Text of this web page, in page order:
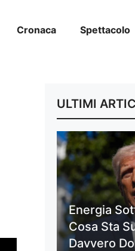
Cronaca Spettacolo
ULTIMI
Energia
Cosa Sta
Davvero